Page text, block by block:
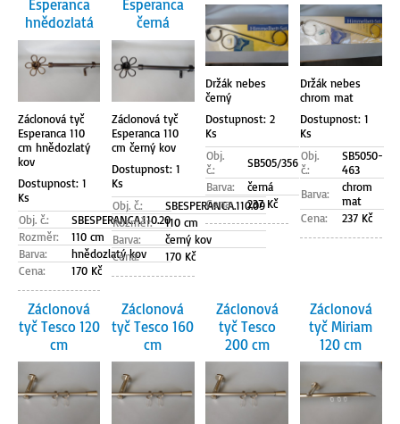
Esperanca
hnědozlatá
Záclonová tyč
Esperanca 110
cm hnědozlatý
kov
Dostupnost: 1
Ks
Obj. č.:
SBESPERANCA.110.20
Rozměr:
110 cm
Barva:
hnědozlatý kov
Cena:
170 Kč
Esperanca
černá
Záclonová tyč
Esperanca 110
cm černý kov
Dostupnost: 1
Ks
Obj. č.:
SBESPERANCA.110.09
Rozměr:
110 cm
Barva:
černý kov
Cena:
170 Kč
Držák nebes
černý
Dostupnost: 2
Ks
Obj.
č.:
SB505/356
Barva:
černá
Cena:
237 Kč
Držák nebes
chrom mat
Dostupnost: 1
Ks
Obj.
č.:
SB5050-
463
Barva:
chrom
mat
Cena:
237 Kč
Záclonová
tyč Tesco 120
cm
Záclonová
tyč Tesco 160
cm
Záclonová
tyč Tesco
200 cm
Záclonová
tyč Miriam
120 cm